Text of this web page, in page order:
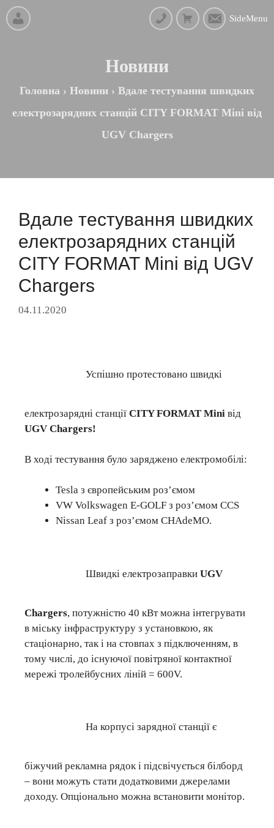
SideMenu
Новини
Головна › Новини › Вдале тестування швидких
електрозарядних станцій CITY FORMAT Mini від
UGV Chargers
Вдале тестування швидких
електрозарядних станцій
CITY FORMAT Mini від UGV
Chargers
04.11.2020
Успішно протестовано швидкі
електрозарядні станції CITY FORMAT Mini від
UGV Chargers!
В ході тестування було заряджено електромобілі:
Tesla з європейським роз’ємом
VW Volkswagen E-GOLF з роз’ємом CCS
Nissan Leaf з роз’ємом CHAdeMO.
Швидкі електрозаправки UGV
Chargers, потужністю 40 кВт можна інтегрувати
в міську інфраструктуру з установкою, як
стаціонарно, так і на стовпах з підключенням, в
тому числі, до існуючої повітряної контактної
мережі тролейбусних ліній = 600V.
На корпусі зарядної станції є
біжучий рекламна рядок і підсвічується білборд
– вони можуть стати додатковими джерелами
доходу. Опціонально можна встановити монітор.